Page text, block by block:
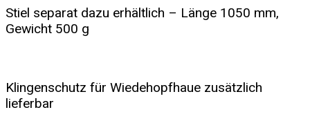
Stiel separat dazu erhältlich – Länge 1050 mm,
Gewicht 500 g
Klingenschutz für Wiedehopfhaue zusätzlich
lieferbar